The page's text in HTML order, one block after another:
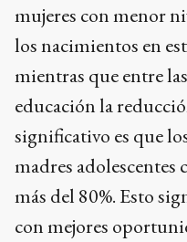
mujeres con menor
los nacimientos en
mientras que entre
educación la
significativo es que
madres adolescentes
más del 80%. Esto
con mejores